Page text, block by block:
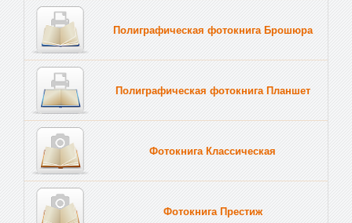
Полиграфическая фотокнига Брошюра
Полиграфическая фотокнига Планшет
Фотокнига Классическая
Фотокнига Престиж